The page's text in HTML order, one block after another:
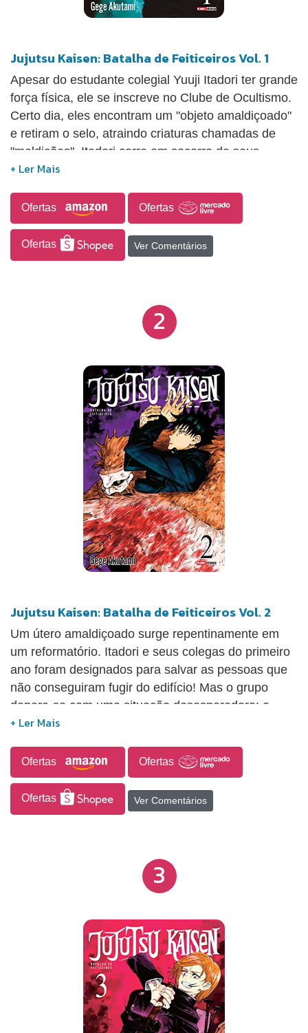
Jujutsu Kaisen: Batalha de Feiticeiros Vol. 1
Apesar do estudante colegial Yuuji Itadori ter grande
força física, ele se inscreve no Clube de Ocultismo.
Certo dia, eles encontram um "objeto amaldiçoado"
e retiram o selo, atraindo criaturas chamadas de
"maldições". Itadori corre em socorro de seus
colegas, mas será que ele será capaz de abater
compra da primeira edição de Jujutsu ganhe de
brinde um Poster Exclusivo.
Ofertas Ofertas
Ofertas Ver Comentários
2
Jujutsu Kaisen: Batalha de Feiticeiros Vol. 2
Um útero amaldiçoado surge repentinamente em
um reformatório. Itadori e seus colegas do primeiro
ano foram designados para salvar as pessoas que
não conseguiram fugir do edifício! Mas o grupo
depara-se com uma situação desesperadora: o
útero se transformou em um espírito amaldiçoado
corpo com Sukuna, mas será que o plano vai dar
certo?!
Ofertas Ofertas
Ofertas Ver Comentários
3